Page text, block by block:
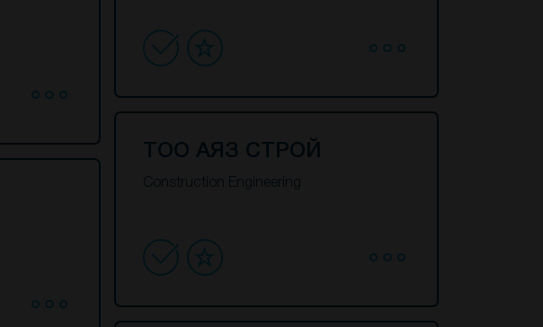
ТОО АЯЗ СТРОЙ
Construction Engineering